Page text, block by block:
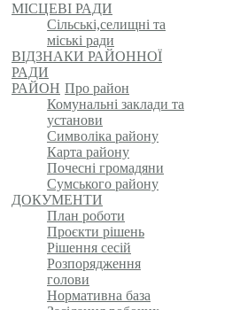
МІСЦЕВІ РАДИ
Сільські,селищні та
міські ради
ВІДЗНАКИ РАЙОННОЇ
РАДИ
РАЙОН Про район
Комунальні заклади та
установи
Символіка району
Карта району
Почесні громадяни
Сумського району
ДОКУМЕНТИ
План роботи
Проєкти рішень
Рішення сесій
Розпорядження
голови
Нормативна база